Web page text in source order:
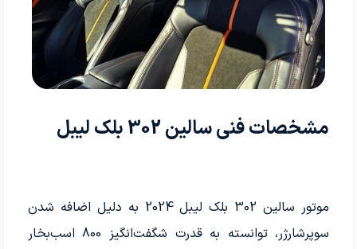
مشخصات فنی سالین 302 بلک لیبل
موتور سالین 302 بلک لیبل 2024 به دلیل اضافه شدن
سوپرشارژر، توانسته به قدرت شگفت‌انگیز 800 اسب‌بخار